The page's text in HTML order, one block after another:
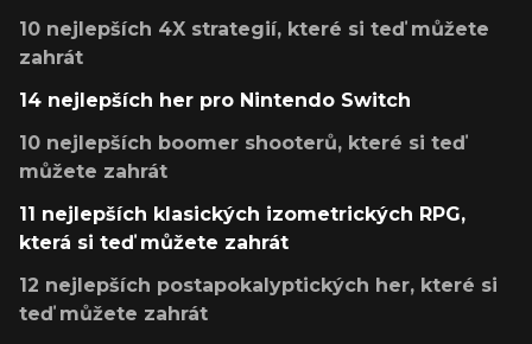
10 nejlepších 4X strategií, které si teď můžete
zahrát
14 nejlepších her pro Nintendo Switch
10 nejlepších boomer shooterů, které si teď
můžete zahrát
11 nejlepších klasických izometrických RPG,
která si teď můžete zahrát
12 nejlepších postapokalyptických her, které si
teď můžete zahrát